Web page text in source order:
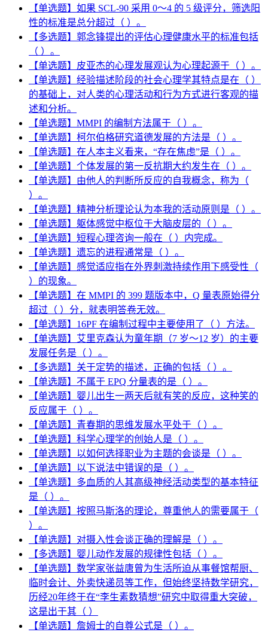
【单选题】如果 SCL-90 采用 0～4 的 5 级评分，筛选阳
性的标准是总分超过（ ）。
【多选题】郭念锋提出的评估心理健康水平的标准包括
（ ）。
【单选题】皮亚杰的心理发展观认为心理起源于（ ）。
【单选题】经验描述阶段的社会心理学其特点是在（ ）
的基础上，对人类的心理活动和行为方式进行客观的描
述和分析。
【单选题】MMPI 的编制方法属于（ ）。
【单选题】柯尔伯格研究道德发展的方法是（ ）。
【单选题】在人本主义看来，“存在焦虑”是（ ）。
【单选题】个体发展的第一反抗期大约发生在（ ）。
【单选题】由他人的判断所反应的自我概念，称为（
）。
【单选题】精神分析理论认为本我的活动原则是（ ）。
【单选题】躯体感觉中枢位于大脑皮层的（ ）。
【单选题】短程心理咨询一般在（ ）内完成。
【单选题】遗忘的进程通常是（ ）。
【单选题】感觉适应指在外界刺激持续作用下感受性（
）的现象。
【单选题】在 MMPI 的 399 题版本中，Q 量表原始得分
超过（ ）分，就表明答卷无效。
【单选题】16PF 在编制过程中主要使用了（ ）方法。
【单选题】艾里克森认为童年期（7 岁～12 岁）的主要
发展任务是（ ）。
【多选题】关于定势的描述，正确的包括（ ）。
【单选题】不属于 EPQ 分量表的是（ ）。
【单选题】婴儿出生一两天后就有笑的反应，这种笑的
反应属于（ ）。
【单选题】青春期的思维发展水平处于（ ）。
【单选题】科学心理学的创始人是（ ）。
【单选题】以如何选择职业为主题的会谈是（ ）。
【单选题】以下说法中错误的是（ ）。
【单选题】多血质的人其高级神经活动类型的基本特征
是（ ）。
【单选题】按照马斯洛的理论，尊重他人的需要属于（
）。
【单选题】对摄入性会谈正确的理解是（ ）。
【多选题】婴儿动作发展的规律性包括（ ）。
【单选题】数学家张益唐曾为生活所迫从事餐馆帮厨、
临时会计、外卖快递员等工作，但始终坚持数学研究，
历经20年终于在“李生素数猜想”研究中取得重大突破，
这是出于其（ ）
【单选题】詹姆士的自尊公式是（ ）。